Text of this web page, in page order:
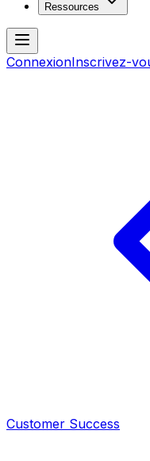
Ressources
ConnexionInscrivez-
Customer Success